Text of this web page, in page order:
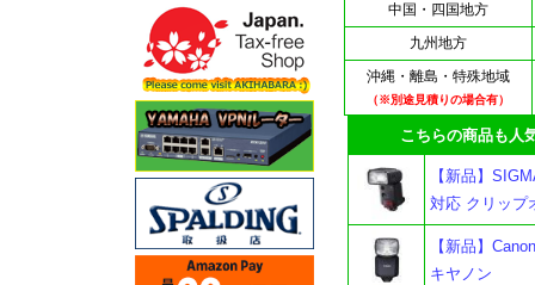
中国・四国地方
九州地方
沖縄・離島・特殊地域
（※別途見積りの場合有）
こちらの商品も人気
【新品】
対応 クリップ
【新品】
キヤノン